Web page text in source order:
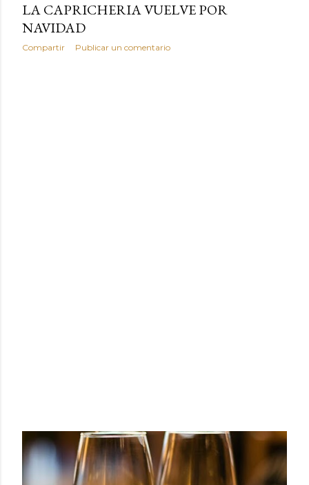
LA CAPRICHERIA VUELVE POR
NAVIDAD
Compartir Publicar un comentario